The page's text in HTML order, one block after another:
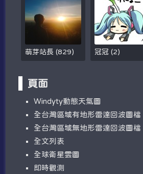
萌芽站長(829) 冠冠(2)
頁面
W​​indyty動態天氣圖
全台灣區域有地形雷達回波圖檔
全台灣區域無地形雷達回波圖檔
全文列表
全球衛星雲圖
即時觀測